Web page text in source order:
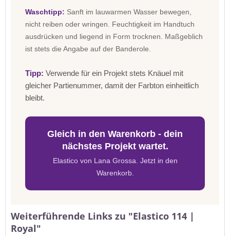
Waschtipp: Sanft im lauwarmen Wasser bewegen,
nicht reiben oder wringen. Feuchtigkeit im Handtuch
ausdrücken und liegend in Form trocknen. Maßgeblich
ist stets die Angabe auf der Banderole.
Tipp: Verwende für ein Projekt stets Knäuel mit
gleicher Partienummer, damit der Farbton einheitlich
bleibt.
Gleich in den Warenkorb - dein
nächstes Projekt wartet.
Elastico von Lana Grossa. Jetzt in den
Warenkorb.
Weiterführende Links zu "Elastico 114 |
Royal"